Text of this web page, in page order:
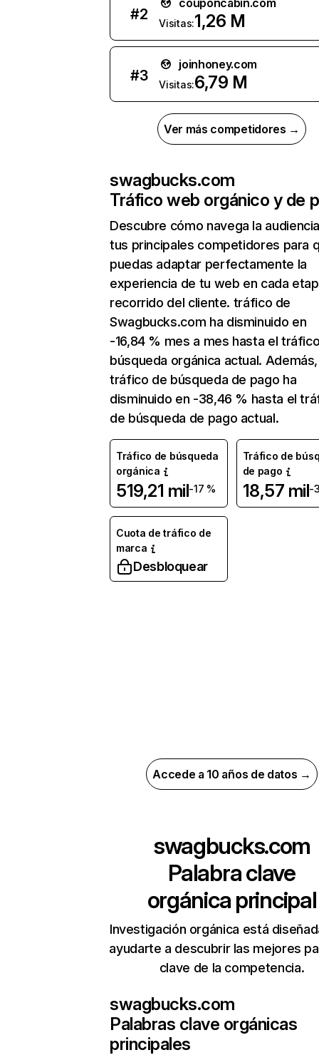
#2
couponcabin.com
Visitas:1,26 M
#3
joinhoney.com
Visitas:6,79 M
Ver más competidores →
swagbucks.com
Tráfico web orgánico y de
Descubre cómo navega la
tus principales competidores para
puedas adaptar perfectamente la
experiencia de tu web en cada
recorrido del cliente. tráfico de
Swagbucks.com ha disminuido en
-16,84 % mes a mes hasta el
búsqueda orgánica actual.
tráfico de búsqueda de pago ha
disminuido en -38,46 % hasta el
de búsqueda de pago actual.
Tráfico de búsqueda
orgánica
519,21 mil-17 %
Tráfico de
de pago
18,57 mil-
Cuota de tráfico de
marca
Desbloquear
Accede a 10 años de datos →
swagbucks.com
Palabra clave
orgánica principal
Investigación orgánica está
ayudarte a descubrir las mejores
clave de la competencia.
swagbucks.com
Palabras clave orgánicas
principales